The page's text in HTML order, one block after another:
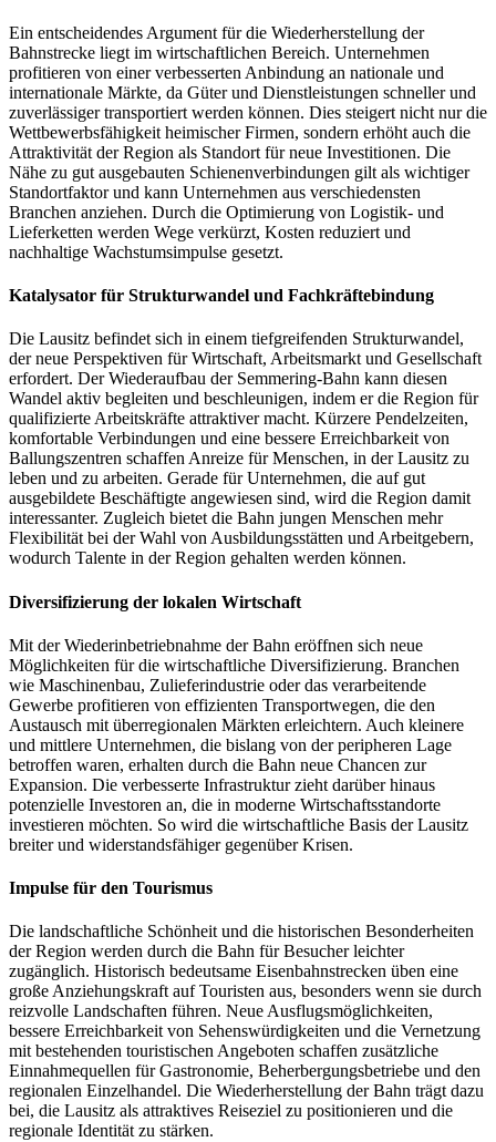
Ein entscheidendes Argument für die Wiederherstellung der
Bahnstrecke liegt im wirtschaftlichen Bereich. Unternehmen
profitieren von einer verbesserten Anbindung an nationale und
internationale Märkte, da Güter und Dienstleistungen schneller und
zuverlässiger transportiert werden können. Dies steigert nicht nur die
Wettbewerbsfähigkeit heimischer Firmen, sondern erhöht auch die
Attraktivität der Region als Standort für neue Investitionen. Die
Nähe zu gut ausgebauten Schienenverbindungen gilt als wichtiger
Standortfaktor und kann Unternehmen aus verschiedensten
Branchen anziehen. Durch die Optimierung von Logistik- und
Lieferketten werden Wege verkürzt, Kosten reduziert und
nachhaltige Wachstumsimpulse gesetzt.
Katalysator für Strukturwandel und Fachkräftebindung
Die Lausitz befindet sich in einem tiefgreifenden Strukturwandel,
der neue Perspektiven für Wirtschaft, Arbeitsmarkt und Gesellschaft
erfordert. Der Wiederaufbau der Semmering-Bahn kann diesen
Wandel aktiv begleiten und beschleunigen, indem er die Region für
qualifizierte Arbeitskräfte attraktiver macht. Kürzere Pendelzeiten,
komfortable Verbindungen und eine bessere Erreichbarkeit von
Ballungszentren schaffen Anreize für Menschen, in der Lausitz zu
leben und zu arbeiten. Gerade für Unternehmen, die auf gut
ausgebildete Beschäftigte angewiesen sind, wird die Region damit
interessanter. Zugleich bietet die Bahn jungen Menschen mehr
Flexibilität bei der Wahl von Ausbildungsstätten und Arbeitgebern,
wodurch Talente in der Region gehalten werden können.
Diversifizierung der lokalen Wirtschaft
Mit der Wiederinbetriebnahme der Bahn eröffnen sich neue
Möglichkeiten für die wirtschaftliche Diversifizierung. Branchen
wie Maschinenbau, Zulieferindustrie oder das verarbeitende
Gewerbe profitieren von effizienten Transportwegen, die den
Austausch mit überregionalen Märkten erleichtern. Auch kleinere
und mittlere Unternehmen, die bislang von der peripheren Lage
betroffen waren, erhalten durch die Bahn neue Chancen zur
Expansion. Die verbesserte Infrastruktur zieht darüber hinaus
potenzielle Investoren an, die in moderne Wirtschaftsstandorte
investieren möchten. So wird die wirtschaftliche Basis der Lausitz
breiter und widerstandsfähiger gegenüber Krisen.
Impulse für den Tourismus
Die landschaftliche Schönheit und die historischen Besonderheiten
der Region werden durch die Bahn für Besucher leichter
zugänglich. Historisch bedeutsame Eisenbahnstrecken üben eine
große Anziehungskraft auf Touristen aus, besonders wenn sie durch
reizvolle Landschaften führen. Neue Ausflugsmöglichkeiten,
bessere Erreichbarkeit von Sehenswürdigkeiten und die Vernetzung
mit bestehenden touristischen Angeboten schaffen zusätzliche
Einnahmequellen für Gastronomie, Beherbergungsbetriebe und den
regionalen Einzelhandel. Die Wiederherstellung der Bahn trägt dazu
bei, die Lausitz als attraktives Reiseziel zu positionieren und die
regionale Identität zu stärken.